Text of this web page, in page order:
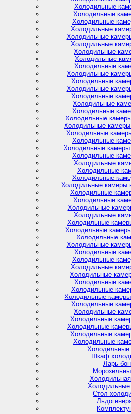
Холодильные
Холодильные
Холодильные
Холодильные
Холодильные
Холодильные
Холодильные
Холодильные
Холодильные
Холодильные
Холодильные
Холодильные
Холодильные
Холодильные
Холодильные
Холодильные
Холодильные камеры
Холодильные
Холодильные
Холодильные камеры
Холодильные
Холодильные
Холодильные
Холодильные
Холодильные камеры
Холодильные
Холодильные
Холодильные
Холодильные
Холодильные
Холодильные
Холодильные
Холодильные
Холодильные
Холодильные
Холодильные
Холодильные
Холодильные
Холодильные
Холодильные камеры
Холодильные
Холодильные
Холодильные
Холодильные
Холодильные
Холодильные
Холодильные
Шкаф
Ларь-
Стол